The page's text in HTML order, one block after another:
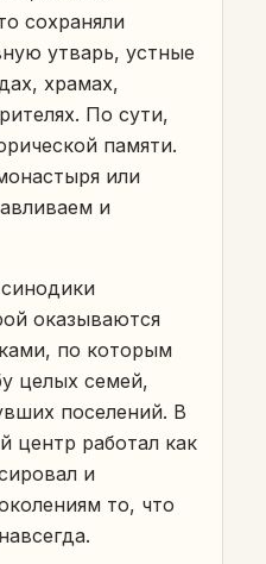
сохраняли
утварь, устные
храмах,
По сути,
памяти.
или
и
оказываются
по которым
целых семей,
поселений. В
центр работал как
и
то, что